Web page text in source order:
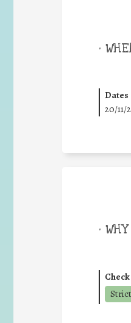
•
Dates
20/11/
• WHY